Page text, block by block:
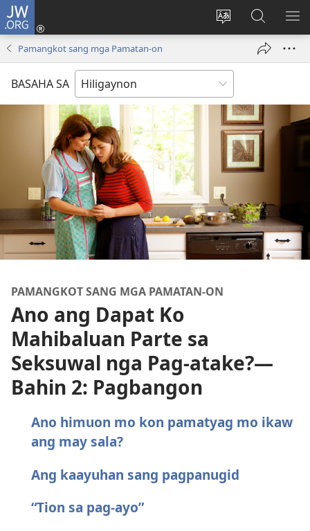
JW.ORG
Islan
lenguahe
sang
site
Mag-
log
new
Mangita
sa
JW.ORG
Pamangkot sang mga Pamatan-on
BASAHA SA
PAMANGKOT SANG MGA PAMATAN-ON
Ano ang Dapat Ko
Mahibaluan Parte sa
Seksuwal nga Pag-atake?—
Bahin 2: Pagbangon
Ano himuon mo kon pamatyag mo ikaw
ang may sala?
Ang kaayuhan sang pagpanugid
“Tion sa pag-ayo”